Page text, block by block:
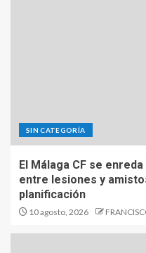
SIN CATEGORÍA
El Málaga CF se
entre lesiones y
planificación
10 agosto, 2026